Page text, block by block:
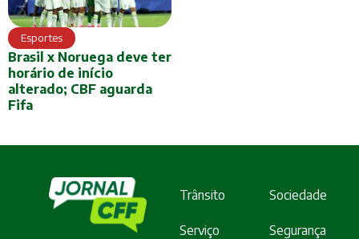
Esportes
Brasil x Noruega deve ter
horário de início
alterado; CBF aguarda
Fifa
Trânsito Sociedade
Serviço
Segurança